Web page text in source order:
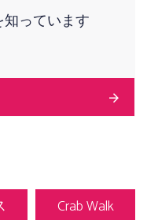
っています
Crab Walk